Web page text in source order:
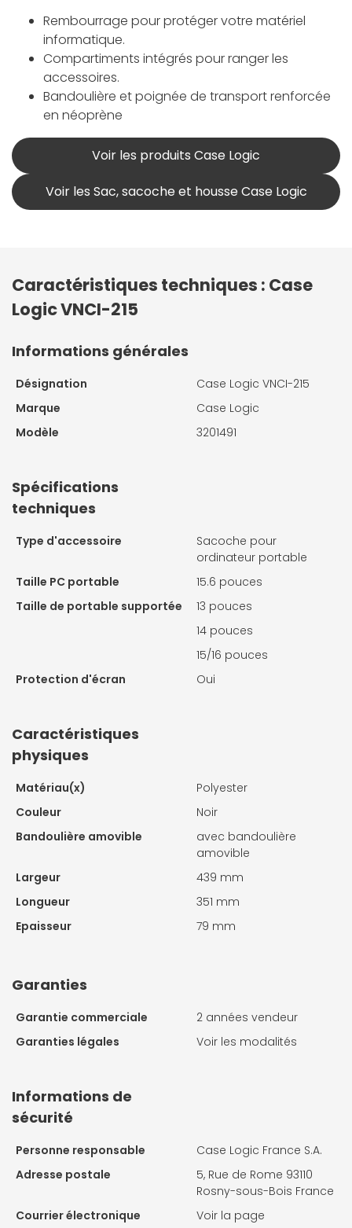
Rembourrage pour protéger votre matériel
informatique.
Compartiments intégrés pour ranger les
accessoires.
Bandoulière et poignée de transport renforcée
en néoprène
Voir les produits Case Logic
Voir les Sac, sacoche et housse Case Logic
Caractéristiques techniques : Case
Logic VNCI-215
Informations générales
Désignation
Case Logic VNCI-215
Marque
Case Logic
Modèle
3201491
Spécifications
techniques
Type d'accessoire
Sacoche pour
ordinateur portable
Taille PC portable
15.6 pouces
Taille de portable supportée
13 pouces
14 pouces
15/16 pouces
Protection d'écran
Oui
Caractéristiques
physiques
Matériau(x)
Polyester
Couleur
Noir
Bandoulière amovible
avec bandoulière
amovible
Largeur
439 mm
Longueur
351 mm
Epaisseur
79 mm
Garanties
Garantie commerciale
2 années vendeur
Garanties légales
Voir les modalités
Informations de
sécurité
Personne responsable
Case Logic France S.A.
Adresse postale
5, Rue de Rome 93110
Rosny-sous-Bois France
Courrier électronique
Voir la page